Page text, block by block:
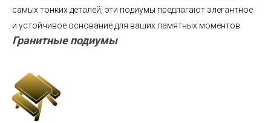
самых тонких деталей, эти подиумы предлагают элегантное
и устойчивое основание для ваших памятных моментов.
Гранитные подиумы